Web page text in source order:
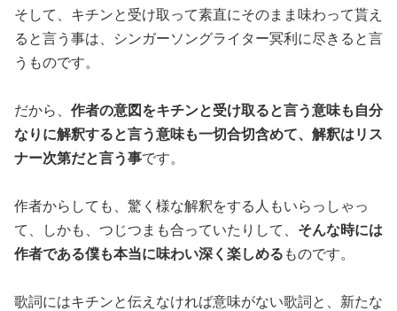
そして、キチンと受け取って素直にそのまま味わって貰え
ると言う事は、シンガーソングライター冥利に尽きると言
うものです。
だから、 作者の意図をキチンと受け取ると言う意味も自分
なりに解釈すると言う意味も一切合切含めて、解釈はリス
ナー次第だと言う事です。
作者からしても、驚く様な解釈をする人もいらっしゃっ
て、しかも、つじつまも合っていたりして、 そんな時には
作者である僕も本当に味わい深く楽しめる ものです。
歌詞にはキチンと伝えなければ意味がない歌詞と、新たな